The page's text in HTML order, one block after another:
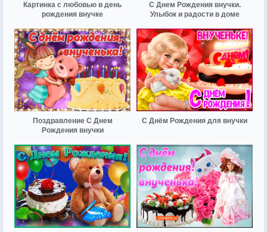
Картинка с любовью в день
рождения внучке
С Днем Рождения внучки.
Улыбок и радости в доме
Поздравление С Днем
Рождения внучки
С Днём Рождения для внучки